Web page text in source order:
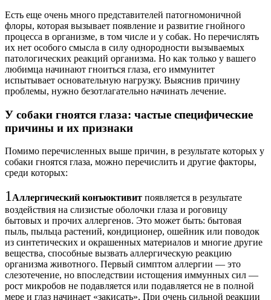
Есть еще очень много представителей патогномоничной
флоры, которая вызывает появление и развитие гнойного
процесса в организме, в том числе и у собак. Но перечислять
их нет особого смысла в силу однородности вызываемых
патологических реакций организма. Но как только у вашего
любимца начинают гноиться глаза, его иммунитет
испытывает основательную нагрузку. Выяснив причину
проблемы, нужно безотлагательно начинать лечение.
У собаки гноятся глаза: частые специфические
причины и их признаки
Помимо перечисленных выше причин, в результате которых у
собаки гноятся глаза, можно перечислить и другие факторы,
среди которых:
1Аллергический конъюктивит появляется в результате
воздействия на слизистые оболочки глаза и роговицу
бытовых и прочих аллергенов. Это может быть: бытовая
пыль, пыльца растений, кондиционер, ошейник или поводок
из синтетических и окрашенных материалов и многие другие
вещества, способные вызвать аллергическую реакцию
организма животного. Первый симптом аллергии — это
слезотечение, но впоследствии истощения иммунных сил —
рост микробов не подавляется или подавляется не в полной
мере и глаз начинает «закисать». При очень сильной реакции